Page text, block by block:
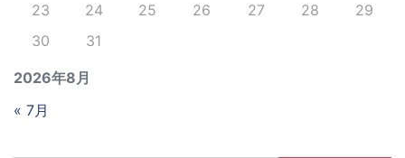
2026年8月
23
24 25 26 27 28
29
30
31
« 7月